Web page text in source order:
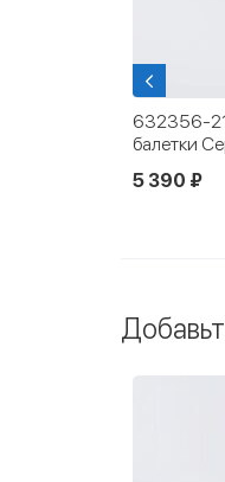
632356-
балетки
5 390 ₽